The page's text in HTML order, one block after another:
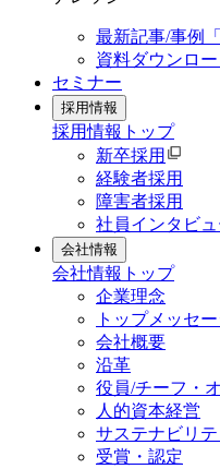
最新記事/事例
資料ダウンロー
セミナー
採用情報
採用情報 トップ
新卒採用
経験者採用
障害者採用
社員インタビュ
会社情報
会社情報 トップ
企業理念
トップメッセ
会社概要
沿革
役員/チーフ・
人的資本経営
サステナビリテ
受賞・認定